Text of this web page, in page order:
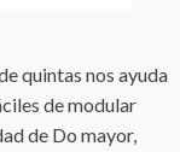
quintas nos ayuda
de modular
de Do mayor,